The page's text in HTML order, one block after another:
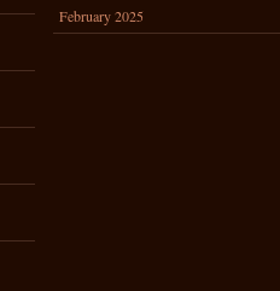
February 2025